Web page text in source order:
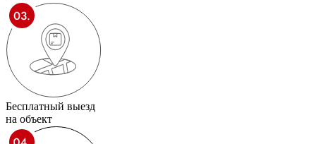
Бесплатный выезд
на объект